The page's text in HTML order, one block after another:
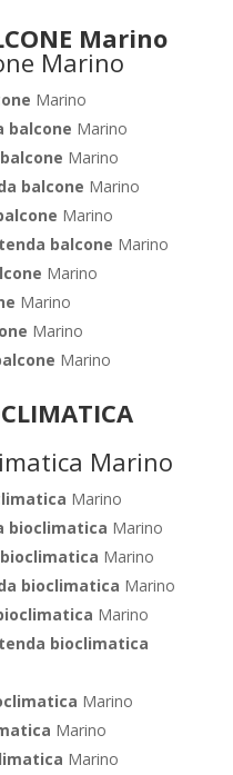
Marino
Marino
balcone Marino
Marino
balcone Marino
Marino
balcone Marino
Marino
Marino
Marino
Marino
Marino
bioclimatica Marino
Marino
bioclimatica Marino
Marino
bioclimatica
Marino
Marino
Marino